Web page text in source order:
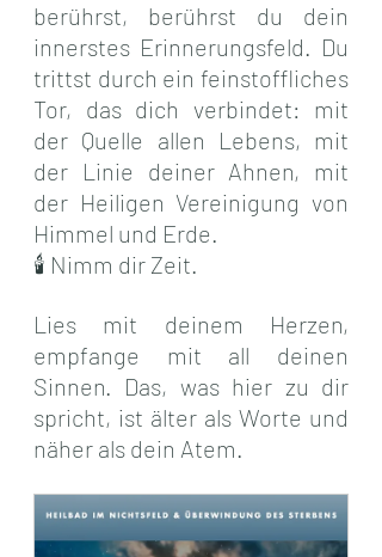
berührst, berührst du dein
innerstes Erinnerungsfeld. Du
trittst durch ein feinstoffliches
Tor, das dich verbindet: mit
der Quelle allen Lebens, mit
der Linie deiner Ahnen, mit
der Heiligen Vereinigung von
Himmel und Erde.
🕯 Nimm dir Zeit.
Lies mit deinem Herzen,
empfange mit all deinen
Sinnen. Das, was hier zu dir
spricht, ist älter als Worte und
näher als dein Atem.